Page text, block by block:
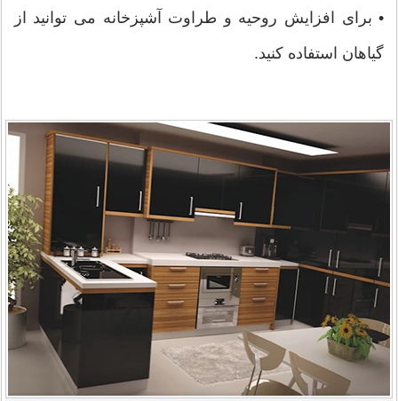
• برای افزایش روحیه و طراوت آشپزخانه می توانید از
گیاهان استفاده کنید.